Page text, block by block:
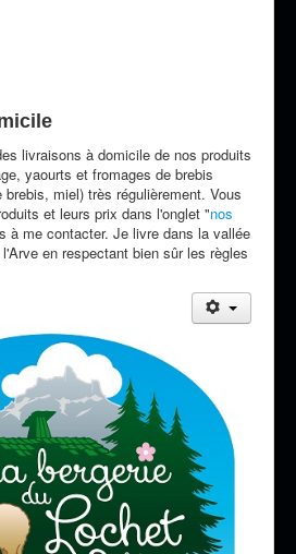
livraisons à domicile de nos produits
yaourts et fromages de brebis
miel) très régulièrement. Vous
et leurs prix dans l'onglet "nos
à me contacter. Je livre dans la vallée
en respectant bien sûr les règles